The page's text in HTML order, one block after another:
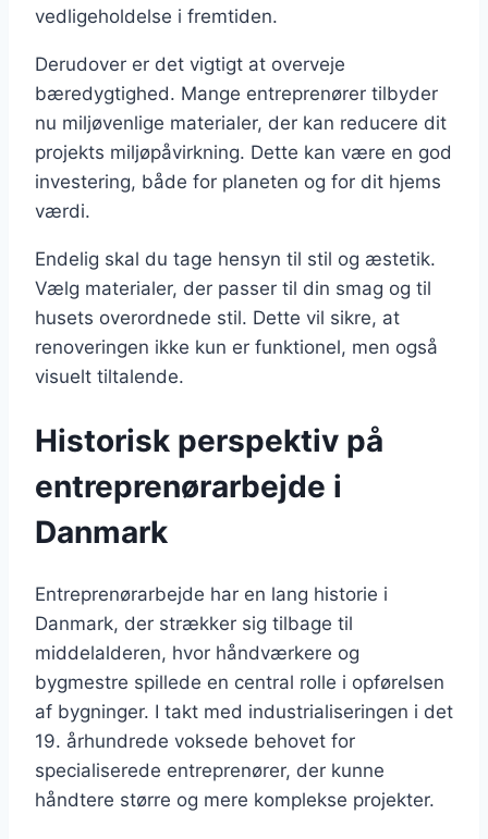
vedligeholdelse i fremtiden.
Derudover er det vigtigt at overveje
bæredygtighed. Mange entreprenører tilbyder
nu miljøvenlige materialer, der kan reducere dit
projekts miljøpåvirkning. Dette kan være en god
investering, både for planeten og for dit hjems
værdi.
Endelig skal du tage hensyn til stil og æstetik.
Vælg materialer, der passer til din smag og til
husets overordnede stil. Dette vil sikre, at
renoveringen ikke kun er funktionel, men også
visuelt tiltalende.
Historisk perspektiv på
entreprenørarbejde i
Danmark
Entreprenørarbejde har en lang historie i
Danmark, der strækker sig tilbage til
middelalderen, hvor håndværkere og
bygmestre spillede en central rolle i opførelsen
af bygninger. I takt med industrialiseringen i det
19. århundrede voksede behovet for
specialiserede entreprenører, der kunne
håndtere større og mere komplekse projekter.